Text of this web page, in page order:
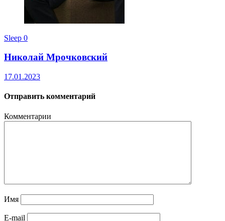
Sleep 0
Николай Мрочковский
17.01.2023
Отправить комментарий
Комментарии
Имя
E-mail